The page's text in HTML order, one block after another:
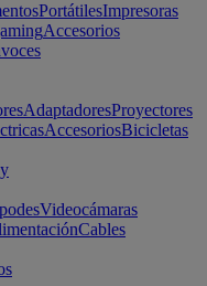
PortátilesImpresoras
Accesorios
AdaptadoresProyectores
AccesoriosBicicletas
Videocámaras
Cables